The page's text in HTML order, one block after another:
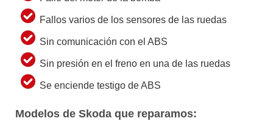
Fallos varios de los sensores de las ruedas
Sin comunicación con el ABS
Sin presión en el freno en una de las ruedas
Se enciende testigo de ABS
Modelos de Skoda que reparamos: